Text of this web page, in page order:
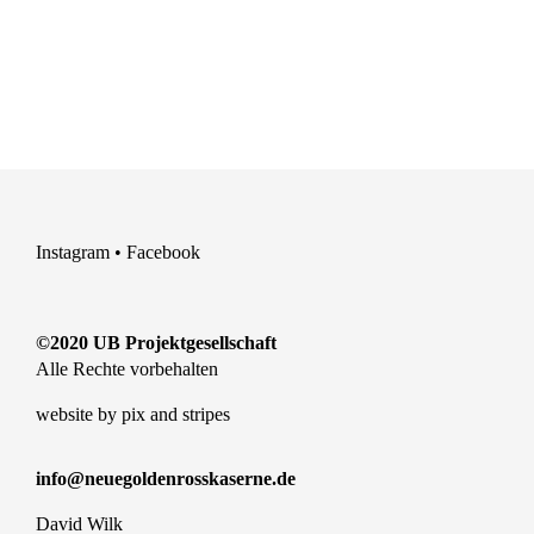
Instagram • Facebook
©2020 UB Projektgesellschaft
Alle Rechte vorbehalten
website by pix and stripes
info@neuegoldenrosskaserne.de
David Wilk